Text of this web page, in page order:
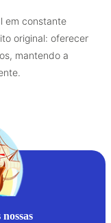
em constante
original: oferecer
mantendo a